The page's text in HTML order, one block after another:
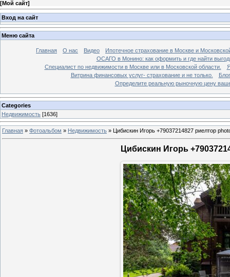
[Мой сайт]
Вход на сайт
Меню сайта
Главная О нас Видео
Ипотечное страхование в Москве и
ОСАГО в Монино: как оформить и где найти
Специалист по недвижимости в Москве или в Московской области.
Витрина финансовых услуг- страхование и не только.
Блог
Определите реальную рыночную цену
Categories
Недвижимость [1636]
Главная » Фотоальбом » Недвижимость » Цибискин Игорь +79037214827 риелтор
Цибискин Игорь